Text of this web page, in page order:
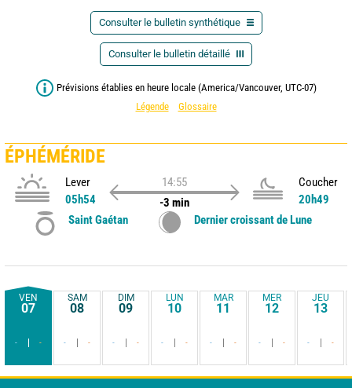
Consulter le bulletin synthétique
Consulter le bulletin détaillé
Prévisions établies en heure locale (America/Vancouver, UTC-07)
Légende
Glossaire
ÉPHÉMÉRIDE
Lever
05h54
14:55
-3 min
Coucher
20h49
Saint Gaétan
Dernier croissant de Lune
VEN
07
- -
SAM
08
- -
DIM
09
- -
LUN
10
- -
MAR
11
- -
MER
12
- -
JEU
13
- -